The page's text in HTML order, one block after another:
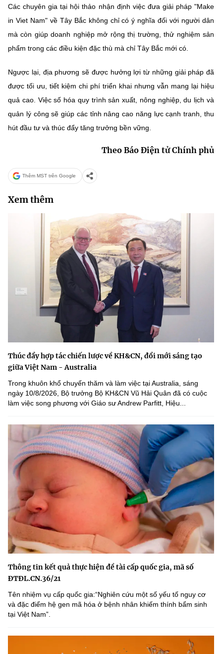
Các chuyên gia tại hội thảo nhận định việc đưa giải pháp "Make
in Viet Nam" về Tây Bắc không chỉ có ý nghĩa đối với người dân
mà còn giúp doanh nghiệp mở rộng thị trường, thử nghiệm sản
phẩm trong các điều kiện đặc thù mà chỉ Tây Bắc mới có.
Ngược lại, địa phương sẽ được hưởng lợi từ những giải pháp đã
được tối ưu, tiết kiệm chi phí triển khai nhưng vẫn mang lại hiệu
quả cao. Việc số hóa quy trình sản xuất, nông nghiệp, du lịch và
quản lý công sẽ giúp các tỉnh nâng cao năng lực cạnh tranh, thu
hút đầu tư và thúc đẩy tăng trưởng bền vững.
Theo Báo Điện tử Chính phủ
Thêm MST trên Google
Xem thêm
Thúc đẩy hợp tác chiến lược về KH&CN, đổi mới sáng tạo
giữa Việt Nam - Australia
Trong khuôn khổ chuyến thăm và làm việc tại Australia, sáng
ngày 10/8/2026, Bộ trưởng Bộ KH&CN Vũ Hải Quân đã có cuộc
làm việc song phương với Giáo sư Andrew Parfitt, Hiệu...
Thông tin kết quả thực hiện đề tài cấp quốc gia, mã số
ĐTĐL.CN.36/21
Tên nhiệm vụ cấp quốc gia:“Nghiên cứu một số yếu tố nguy cơ
và đặc điểm hệ gen mã hóa ở bệnh nhân khiếm thính bẩm sinh
tại Việt Nam”.